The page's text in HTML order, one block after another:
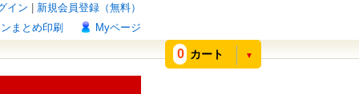
新規会員登録（無料）
イン
Myページ
まとめ印刷
0 カート ▼